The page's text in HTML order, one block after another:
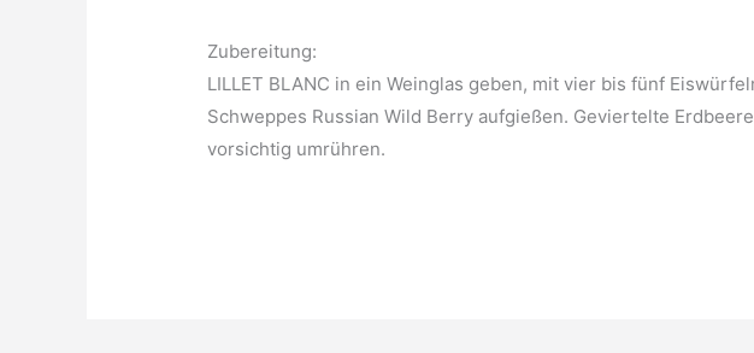
Zubereitung:
LILLET BLANC in ein Weinglas geben, mit vier bis fünf
Schweppes Russian Wild Berry aufgießen. Geviertelte
vorsichtig umrühren.